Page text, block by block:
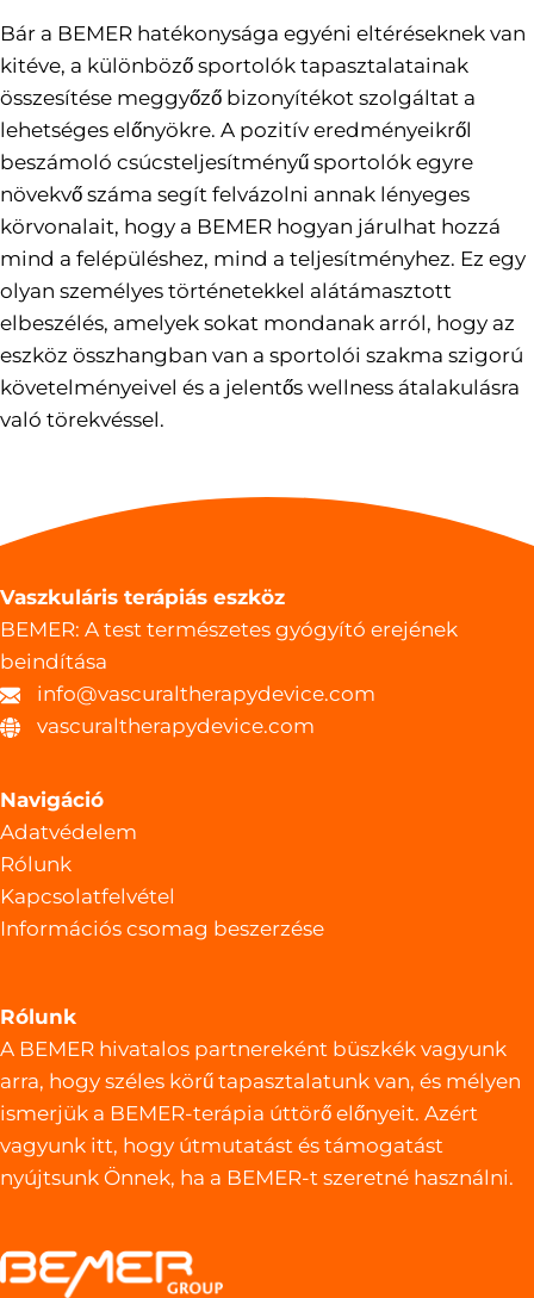
Bár a BEMER hatékonysága egyéni eltéréseknek van
kitéve, a különböző sportolók tapasztalatainak
összesítése meggyőző bizonyítékot szolgáltat a
lehetséges előnyökre. A pozitív eredményeikről
beszámoló csúcsteljesítményű sportolók egyre
növekvő száma segít felvázolni annak lényeges
körvonalait, hogy a BEMER hogyan járulhat hozzá
mind a felépüléshez, mind a teljesítményhez. Ez egy
olyan személyes történetekkel alátámasztott
elbeszélés, amelyek sokat mondanak arról, hogy az
eszköz összhangban van a sportolói szakma szigorú
követelményeivel és a jelentős wellness átalakulásra
való törekvéssel.
Vaszkuláris terápiás eszköz
BEMER: A test természetes gyógyító erejének
beindítása
info@vascuraltherapydevice.com
vascuraltherapydevice.com
Navigáció
Adatvédelem
Rólunk
Kapcsolatfelvétel
Információs csomag beszerzése
Rólunk
A BEMER hivatalos partnereként büszkék vagyunk
arra, hogy széles körű tapasztalatunk van, és mélyen
ismerjük a BEMER-terápia úttörő előnyeit. Azért
vagyunk itt, hogy útmutatást és támogatást
nyújtsunk Önnek, ha a BEMER-t szeretné használni.